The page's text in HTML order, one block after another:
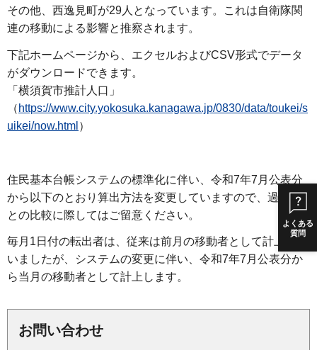
よくある
質問
その他、西逸見町が29人となっています。これは自衛隊関
連の移動による影響と推察されます。
下記ホームページから、エクセルおよびCSV形式でデータ
がダウンロードできます。
「横須賀市推計人口」
（ https://www.city.yokosuka.kanagawa.jp/0830/data/toukei/s
uikei/now.html ）
住民基本台帳システムの標準化に伴い、令和7年7月公表分
から以下のとおり算出方法を変更していますので、過去分
との比較に際してはご留意ください。
毎月1日付の転出者は、従来は前月の移動者として計上して
いましたが、システムの変更に伴い、令和7年7月公表分か
ら当月の移動者として計上します。
お問い合わせ